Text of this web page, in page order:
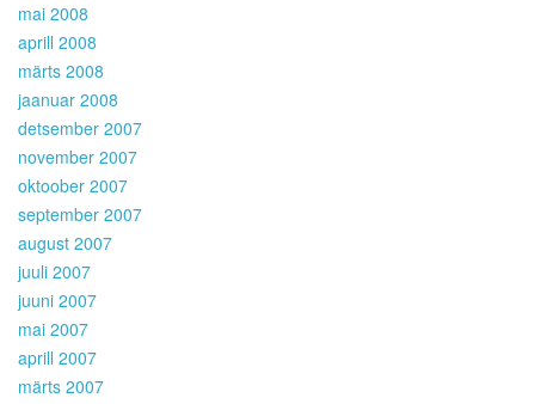
mai 2008
aprill 2008
märts 2008
jaanuar 2008
detsember 2007
november 2007
oktoober 2007
september 2007
august 2007
juuli 2007
juuni 2007
mai 2007
aprill 2007
märts 2007